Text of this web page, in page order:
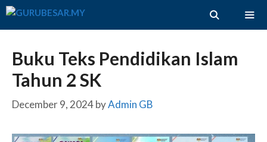
Skip
Buku Teks Pendidikan Islam
Tahun 2 SK
December 9, 2024byAdmin GB